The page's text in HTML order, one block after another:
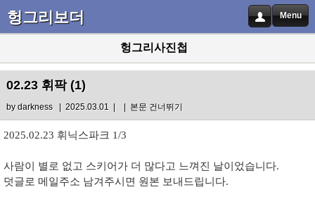
헝그리보더 Menu
헝그리사진첩
02.23 휘팍 (1)
bydarkness| 2025.03.01 | | 본문 건너뛰기
2025.02.23 휘닉스파크 1/3
사람이 별로 없고 스키어가 더 많다고 느껴진 날이었습니다.
덧글로 메일주소 남겨주시면 원본 보내드립니다.